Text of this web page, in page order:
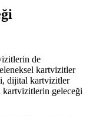
de
kartvizitler
dijital kartvizitler
kartvizitlerin geleceği